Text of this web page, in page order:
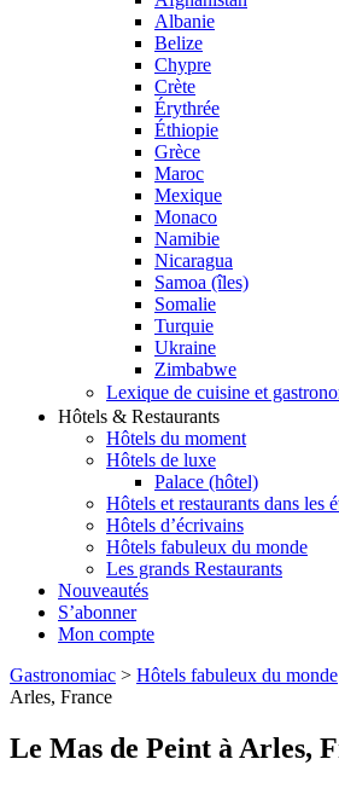
Albanie
Belize
Chypre
Crète
Érythrée
Éthiopie
Grèce
Maroc
Mexique
Monaco
Namibie
Nicaragua
Samoa (îles)
Somalie
Turquie
Ukraine
Zimbabwe
Lexique de cuisine et
Hôtels & Restaurants
Hôtels du moment
Hôtels de luxe
Palace (hôtel)
Hôtels et restaurants dans les
Hôtels d’écrivains
Hôtels fabuleux du monde
Les grands Restaurants
Nouveautés
S’abonner
Mon compte
Gastronomiac > Hôtels fabuleux du monde
Arles, France
Le Mas de Peint à Arles,